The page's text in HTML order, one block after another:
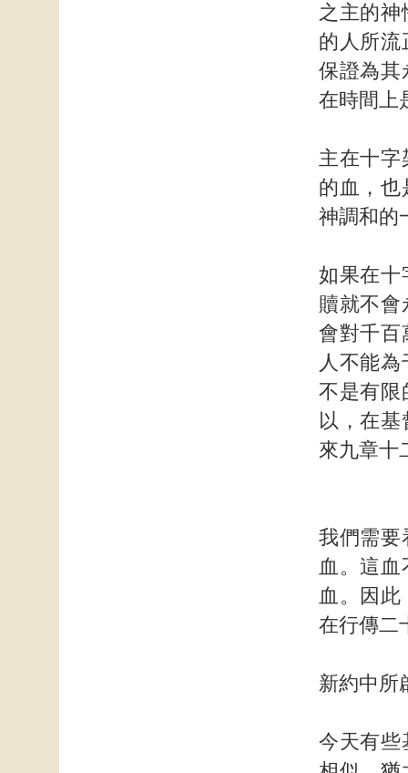
之主的
的人所流
保證為其
在時間上
主在十字
的血，也
神調和的
如果在十
贖就不會
會對千百
人不能
不是有限
以，在
來九章十
我們需要
血。這
血。因
在行傳二
新約中所
今天有些